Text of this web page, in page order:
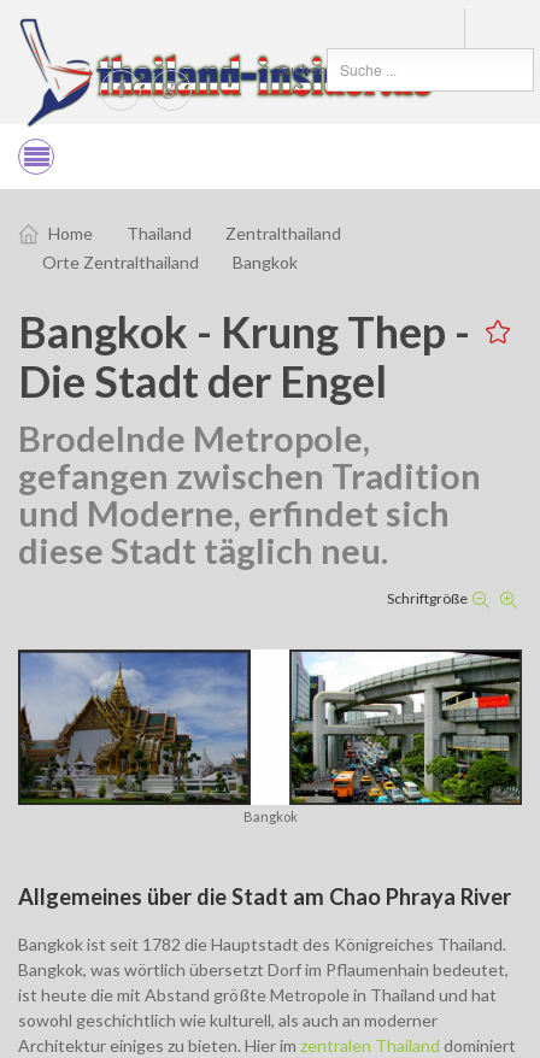
Suchen
Home Thailand
Zentralthailand
Orte Zentralthailand
Bangkok
Bangkok - Krung Thep -
Die Stadt der Engel
Brodelnde Metropole,
gefangen zwischen Tradition
und Moderne, erfindet sich
diese Stadt täglich neu.
Schriftgröße
Bangkok
Allgemeines über die Stadt am Chao Phraya River
Bangkok ist seit 1782 die Hauptstadt des Königreiches Thailand.
Bangkok, was wörtlich übersetzt Dorf im Pflaumenhain bedeutet,
ist heute die mit Abstand größte Metropole in Thailand und hat
sowohl geschichtlich wie kulturell, als auch an moderner
Architektur einiges zu bieten. Hier im zentralen Thailand dominiert